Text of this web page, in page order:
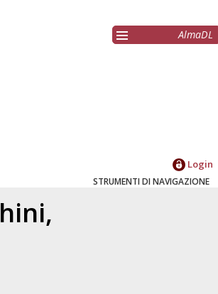
AlmaDL
Login
STRUMENTI DI NAVIGAZIONE